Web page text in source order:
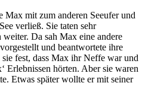
Max mit zum anderen Seeufer und
verließ. Sie taten sehr
Da sah Max eine andere
und beantwortete ihre
fest, dass Max ihr Neffe war und
Erlebnissen hörten. Aber sie waren
Etwas später wollte er mit seiner